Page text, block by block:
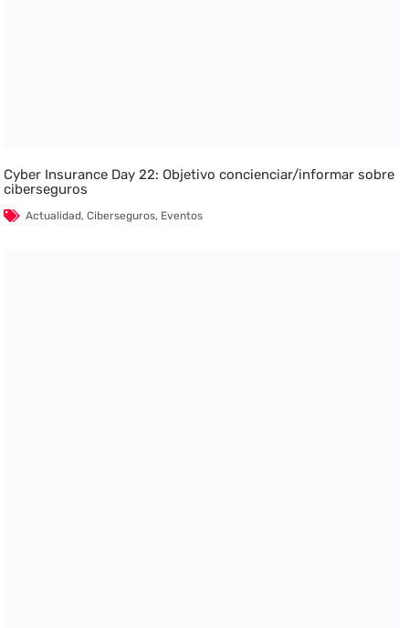
Cyber Insurance Day 22: Objetivo concienciar/informar sobre
ciberseguros
Actualidad,Ciberseguros, Eventos